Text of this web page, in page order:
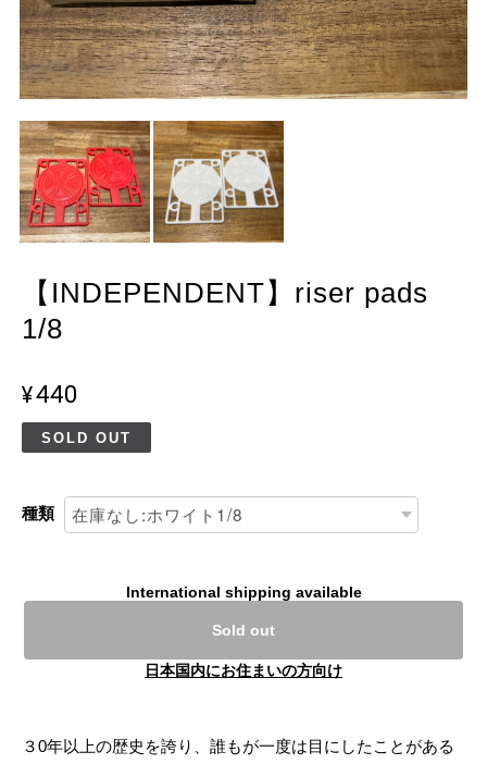
【INDEPENDENT】riser pads
1/8
¥440
SOLD OUT
種類
International shipping available
Sold out
日本国内にお住まいの方向け
３0年以上の歴史を誇り、誰もが一度は目にしたことがある